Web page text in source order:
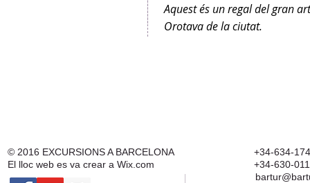
Aquest és un regal del gran
Orotava de la ciutat.
© 2016 EXCURSIONS A BARCELONA
El lloc web es va crear a Wix.com
+34-634-
+34-630-